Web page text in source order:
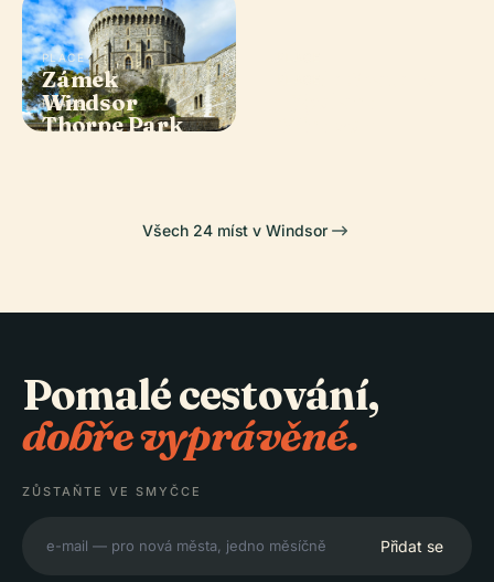
PLACE
Zámek
Windsor
PLACE
Thorpe Park
Všech 24 míst v Windsor
Pomalé cestování,
dobře vyprávěné.
ZŮSTAŇTE VE SMYČCE
Přidat se